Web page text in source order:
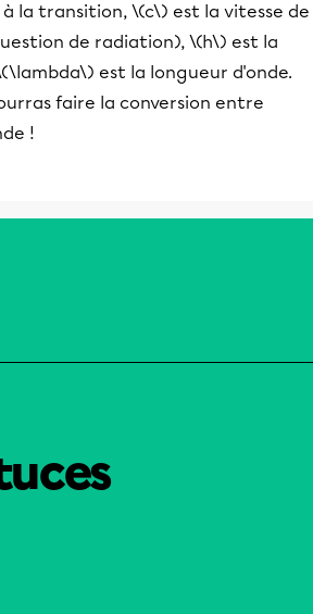
à la transition, \(c\) est la vitesse de
de radiation), \(h\) est la
est la longueur d'onde.
faire la conversion entre
!